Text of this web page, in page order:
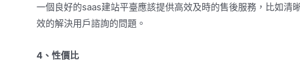
一個良好的saas建站平臺應該提供高效及時的售後服務，比如清
效的解決用戶諮詢的問題。
4、性價比